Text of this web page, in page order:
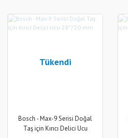
Tükendi
Bosch - Max-9 Serisi Doğal
Taş için Kırıcı Delici Ucu